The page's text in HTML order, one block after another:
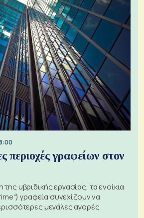
περιοχές γραφείων στον
υβριδικής εργασίας, τα ενοίκια
γραφεία συνεχίζουν να
μεγάλες αγορές